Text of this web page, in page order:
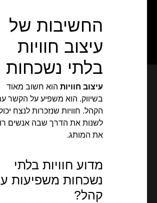
החשיבות של
עיצוב חוויות
בלתי נשכחות
עיצוב חוויות הוא חשוב מאוד
בשיווק. הוא משפיע על הקשר
הקהל. חוויות שנזכרות לנצח
לשנות את הדרך שבה אנשים
את המותג.
מדוע חוויות בלתי
נשכחות משפיעות
קהל?